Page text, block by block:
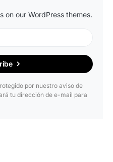
on our WordPress themes.
por nuestro aviso de
tu dirección de e-mail para